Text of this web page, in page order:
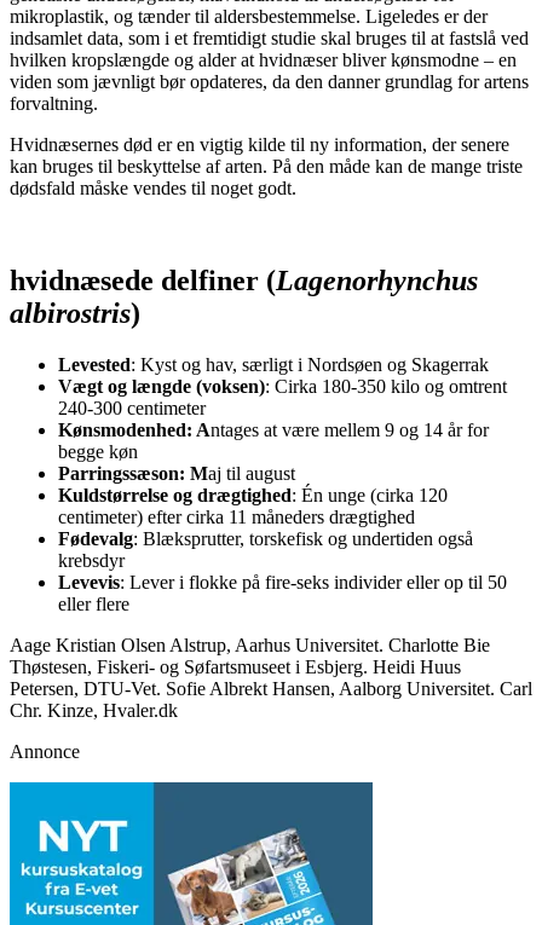
mikroplastik, og tænder til aldersbestemmelse. Ligeledes er der
indsamlet data, som i et fremtidigt studie skal bruges til at fastslå ved
hvilken kropslængde og alder at hvidnæser bliver kønsmodne – en
viden som jævnligt bør opdateres, da den danner grundlag for artens
forvaltning.
Hvidnæsernes død er en vigtig kilde til ny information, der senere
kan bruges til beskyttelse af arten. På den måde kan de mange triste
dødsfald måske vendes til noget godt.
hvidnæsede delfiner (Lagenorhynchus
albirostris)
Levested: Kyst og hav, særligt i Nordsøen og Skagerrak
Vægt og længde (voksen): Cirka 180-350 kilo og omtrent
240-300 centimeter
Kønsmodenhed: Antages at være mellem 9 og 14 år for
begge køn
Parringssæson: Maj til august
Kuldstørrelse og drægtighed: Én unge (cirka 120
centimeter) efter cirka 11 måneders drægtighed
Fødevalg: Blæksprutter, torskefisk og undertiden også
krebsdyr
Levevis: Lever i flokke på fire-seks individer eller op til 50
eller flere
Aage Kristian Olsen Alstrup, Aarhus Universitet. Charlotte Bie
Thøstesen, Fiskeri- og Søfartsmuseet i Esbjerg. Heidi Huus
Petersen, DTU-Vet. Sofie Albrekt Hansen, Aalborg Universitet. Carl
Chr. Kinze, Hvaler.dk
Annonce